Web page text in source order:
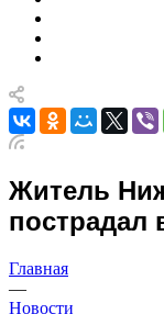
Житель
пострадал
Главная
—
Новости